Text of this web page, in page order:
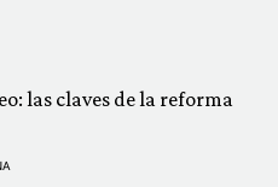
las claves de la reforma